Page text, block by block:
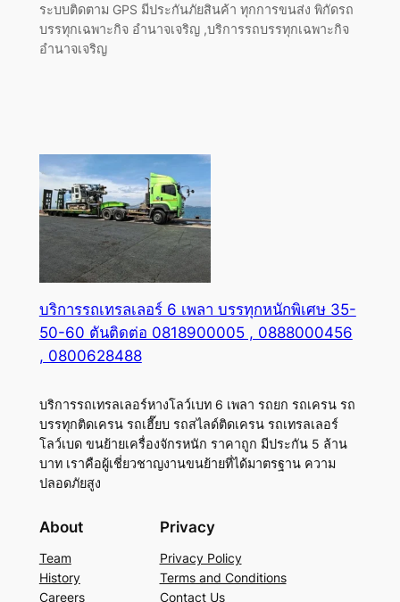
ระบบติดตาม GPS มีประกันภัยสินค้า ทุกการขนส่ง พิกัดรถ
บรรทุกเฉพาะกิจ อำนาจเจริญ ,บริการรถบรรทุกเฉพาะกิจ
อำนาจเจริญ
บริการรถเทรลเลอร์ 6 เพลา บรรทุกหนักพิเศษ 35-
50-60 ตันติดต่อ 0818900005 , 0888000456
, 0800628488
บริการรถเทรลเลอร์หางโลว์เบท 6 เพลา รถยก รถเครน รถ
บรรทุกติดเครน รถเฮี๊ยบ รถสไลด์ติดเครน รถเทรลเลอร์
โลว์เบด ขนย้ายเครื่องจักรหนัก ราคาถูก มีประกัน 5 ล้าน
บาท เราคือผู้เชี่ยวชาญงานขนย้ายที่ได้มาตรฐาน ความ
ปลอดภัยสูง
About
Team
History
Careers
Privacy
Privacy Policy
Terms and Conditions
Contact Us